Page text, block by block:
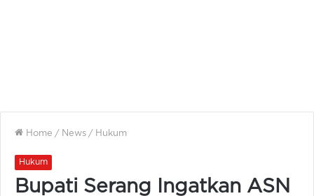
Home / News / Hukum
Hukum
Bupati Serang Ingatkan ASN